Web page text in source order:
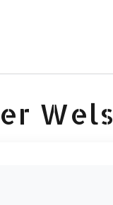
Wels